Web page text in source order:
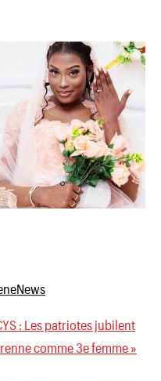
: Les patriotes jubilent
comme 3e femme »